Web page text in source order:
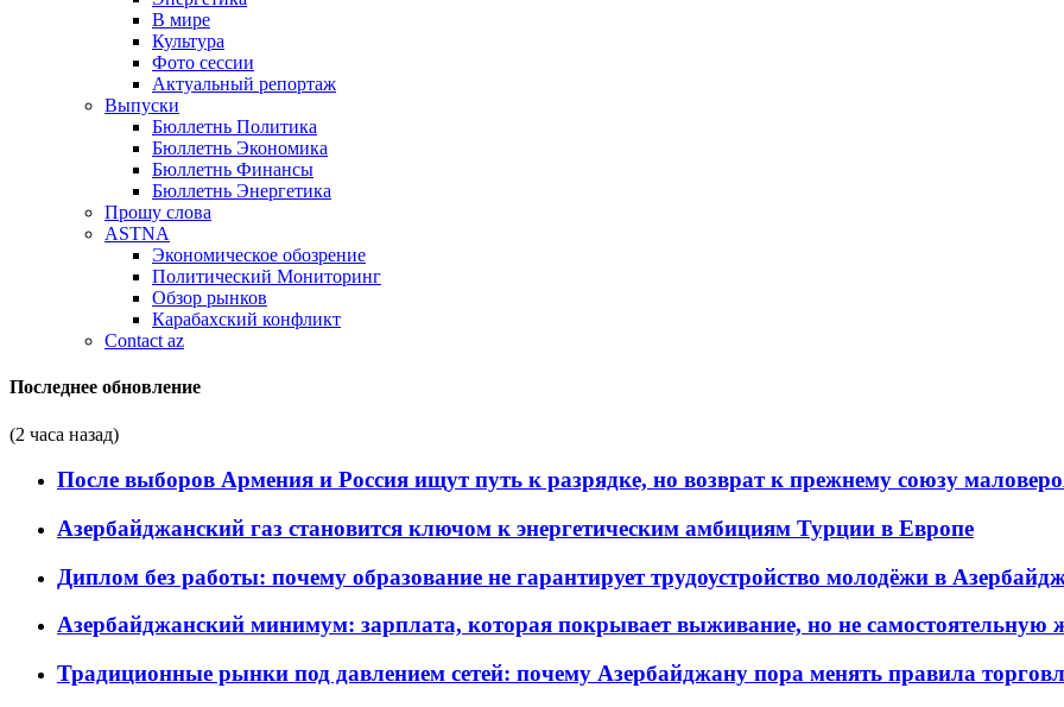
В мире
Культура
Фото сессии
Актуальный репортаж
Выпуски
Бюллетнь Политика
Бюллетнь Экономика
Бюллетнь Финансы
Бюллетнь Энергетика
Прошу слова
ASTNA
Экономическое обозрение
Политический Мониторинг
Обзор рынков
Карабахский конфликт
Contact az
Последнее обновление
(2 часа назад)
После выборов Армения и Россия ищут путь к разрядке, но возврат к прежнему союзу
Азербайджанский газ становится ключом к энергетическим амбициям Турции в Европе
Диплом без работы: почему образование не гарантирует трудоустройство молодёжи в
Азербайджанский минимум: зарплата, которая покрывает выживание, но не самостоятельную
Традиционные рынки под давлением сетей: почему Азербайджану пора менять правила